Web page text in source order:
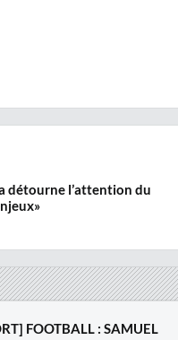
détourne l’attention du
FOOTBALL : SAMUEL